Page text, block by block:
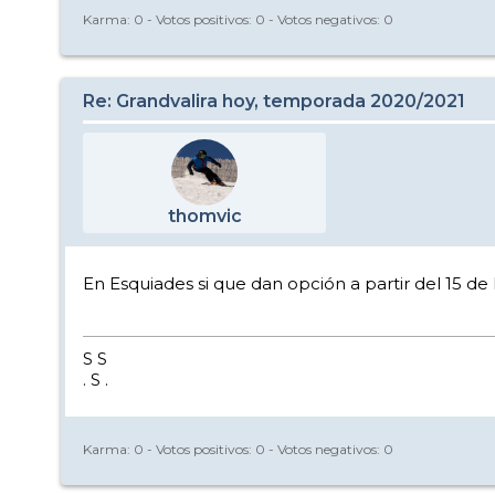
Karma: 0 - Votos positivos: 0 - Votos negativos: 0
Re: Grandvalira hoy, temporada 2020/2021
thomvic
En Esquiades si que dan opción a partir del 15 de
S S
. S .
Karma: 0 - Votos positivos: 0 - Votos negativos: 0